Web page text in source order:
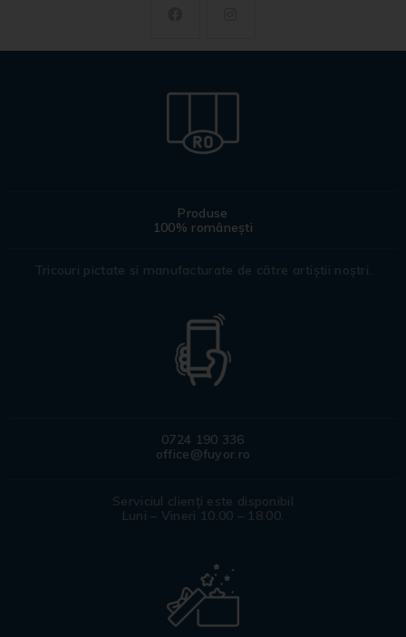
Produse
100% românești
Tricouri pictate si manufacturate de către artiștii noștri.
0724 190 336
office@fuyor.ro
Serviciul clienți este disponibil
Luni – Vineri 10.00 – 18.00.